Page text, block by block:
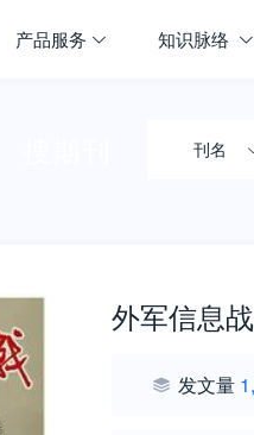
产品服务 知识脉络
刊名
外军信息战
发文量